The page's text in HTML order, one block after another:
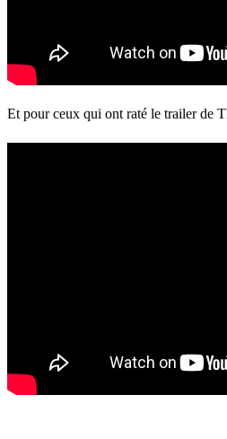
Et pour ceux qui ont raté le trailer de